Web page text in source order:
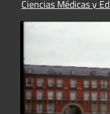
Ciencias Médicas y